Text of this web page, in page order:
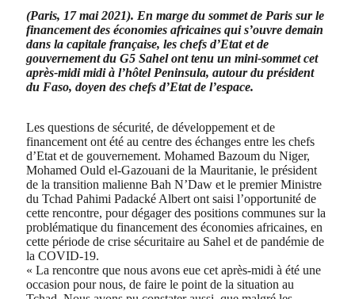
(Paris, 17 mai 2021). En marge du sommet de Paris sur le
financement des économies africaines qui s’ouvre demain
dans la capitale française, les chefs d’Etat et de
gouvernement du G5 Sahel ont tenu un mini-sommet cet
après-midi midi à l’hôtel Peninsula, autour du président
du Faso, doyen des chefs d’Etat de l’espace.
Les questions de sécurité, de développement et de
financement ont été au centre des échanges entre les chefs
d’Etat et de gouvernement. Mohamed Bazoum du Niger,
Mohamed Ould el-Gazouani de la Mauritanie, le président
de la transition malienne Bah N’Daw et le premier Ministre
du Tchad Pahimi Padacké Albert ont saisi l’opportunité de
cette rencontre, pour dégager des positions communes sur la
problématique du financement des économies africaines, en
cette période de crise sécuritaire au Sahel et de pandémie de
la COVID-19.
« La rencontre que nous avons eue cet après-midi à été une
occasion pour nous, de faire le point de la situation au